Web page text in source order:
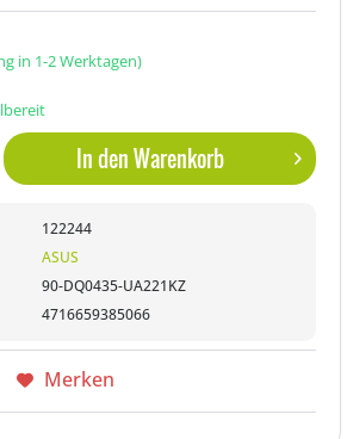
in 1-2 Werktagen)
In denWarenkorb
122244
ASUS
90-DQ0435-UA221KZ
4716659385066
Merken